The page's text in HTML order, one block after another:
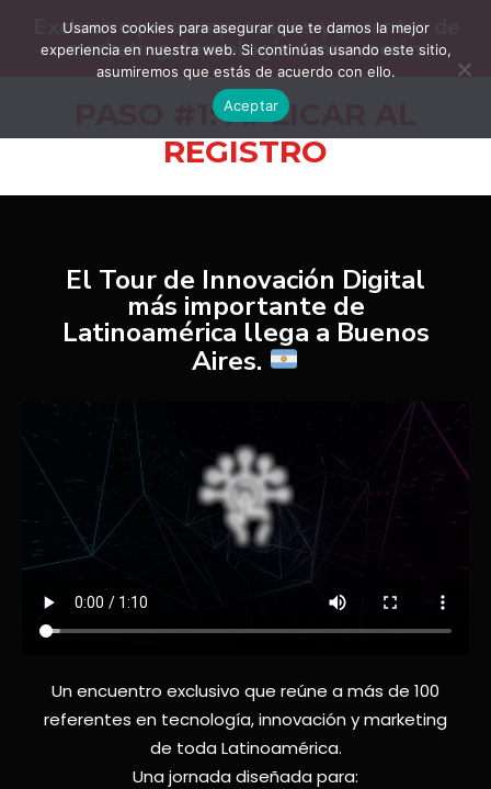
Exclusivo para empresarios y gerentes de
marketing, tecnología e innovación.
PASO #1: APLICAR AL
REGISTRO
El Tour de Innovación Digital
más importante de
Latinoamérica llega a Buenos
Aires.
Un encuentro exclusivo que reúne a más de 100
referentes en tecnología, innovación y marketing
de toda Latinoamérica.
Una jornada diseñada para:
Usamos cookies para asegurar que te damos la mejor
experiencia en nuestra web. Si continúas usando este sitio,
asumiremos que estás de acuerdo con ello.
Aceptar